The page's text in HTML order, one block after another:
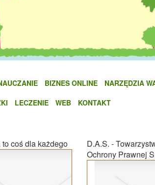
BIZNES ONLINE NARZĘDZIA
LECZENIE WEB KONTAKT
coś dla każdego
D.A.S. -
Ochrony Prawnej